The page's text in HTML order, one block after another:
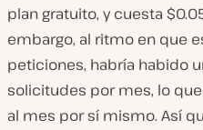
plan gratuito, y cuesta
embargo, al ritmo en que
peticiones, habría habido
solicitudes por mes, lo
al mes por sí mismo. Así